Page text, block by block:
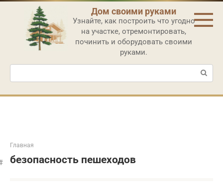
Перейти
контенту
Дом своими руками
Узнайте, как построить что угодно
на участке, отремонтировать,
починить и оборудовать своими
руками.
Поиск:
Главная
безопасность пешеходов